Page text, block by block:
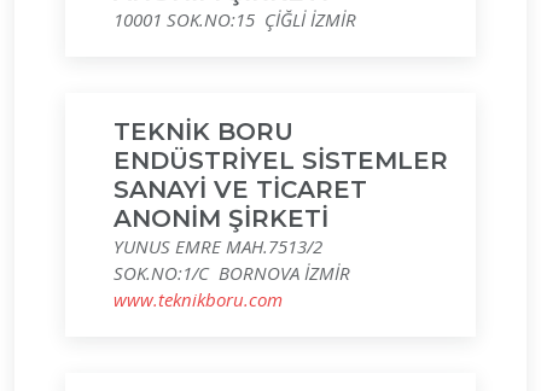
10001 SOK.NO:15 ÇİĞLİ İZMİR
TEKNİK BORU
ENDÜSTRİYEL SİSTEMLER
SANAYİ VE TİCARET
ANONİM ŞİRKETİ
YUNUS EMRE MAH.7513/2
SOK.NO:1/C BORNOVA İZMİR
www.teknikboru.com